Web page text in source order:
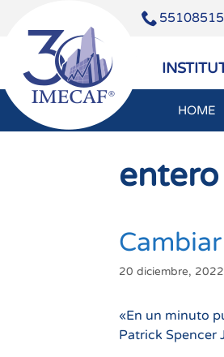
HOME
entero
20 diciembre, 2022
«En un minuto
Patrick Spencer